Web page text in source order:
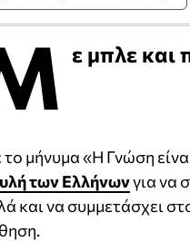
ε μπλε και
μήνυμα «Η Γνώση
των Ελλήνωνγια να
και να συμμετάσχει